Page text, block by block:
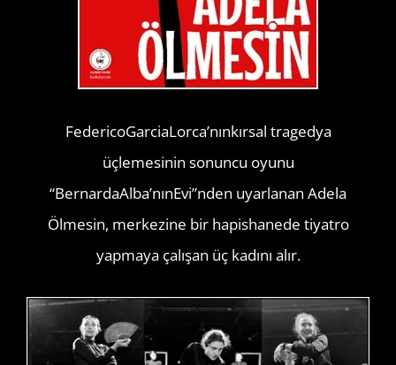
FedericoGarciaLorca’nınkırsal tragedya
üçlemesinin sonuncu oyunu
“BernardaAlba’nınEvi”nden uyarlanan Adela
Ölmesin, merkezine bir hapishanede tiyatro
yapmaya çalışan üç kadını alır.